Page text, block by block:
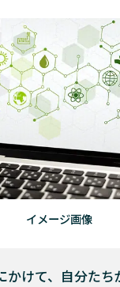
イメージ画像
かけて、自分たち